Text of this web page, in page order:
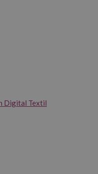
Digital Textil